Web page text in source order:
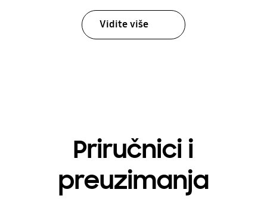
Vidite više
Priručnici i
preuzimanja